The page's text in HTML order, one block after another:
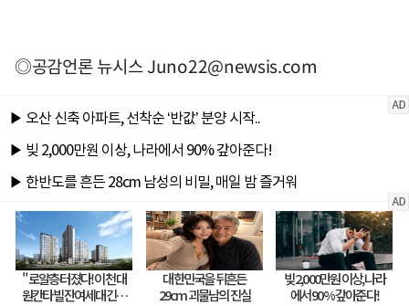
◎공감언론 뉴시스Juno22@newsis.com